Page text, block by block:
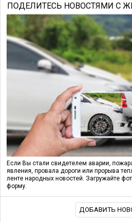
ПОДЕЛИТЕСЬ НОВОСТЯМИ С
Если Вы стали свидетелем аварии,
явления, провала дороги или прорыва
ленте народных новостей. Загружайте
форму.
ДОБАВИТЬ